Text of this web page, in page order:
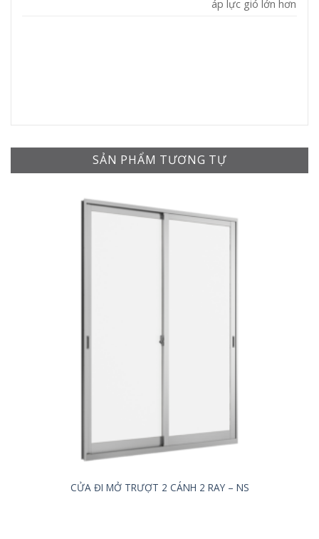
áp lực gió lớn hơn
SẢN PHẨM TƯƠNG TỰ
CỬA ĐI MỞ TRƯỢT 2 CÁNH 2 RAY – NS